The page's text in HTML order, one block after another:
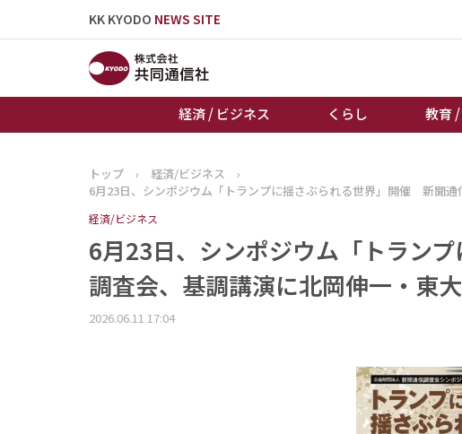
KK KYODO NEWS SITE
経済 / ビジネス くらし 教育
トップページ
エンタ
スポー
トップ › 経済/ビジネス
›
6月23日、シンポジウム「トランプに揺さぶられる世界」開催 新聞
経済/ビジネス
6月23日、シンポジウム「トラン
調査会、基調講演に北岡伸一・東
2026.06.11 17:04